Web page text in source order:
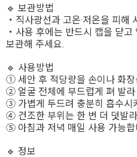
🔹 보관방법
・직사광선과 고온·저온을 피해
・사용 후에는 반드시 캡을 닫
보관해 주세요.
🔹 사용방법
① 세안 후 적당량을 손이나 화장
② 얼굴 전체에 부드럽게 펴 발라
③ 가볍게 두드려 충분히 흡수시
④ 건조한 부위는 한 번 더 덧발
⑤ 아침과 저녁 매일 사용 가능합
🔹 정보